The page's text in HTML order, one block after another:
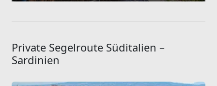
Private Segelroute Süditalien –
Sardinien